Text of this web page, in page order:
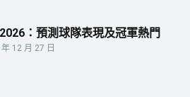
：預測球隊表現及冠軍熱門
12 月 27 日